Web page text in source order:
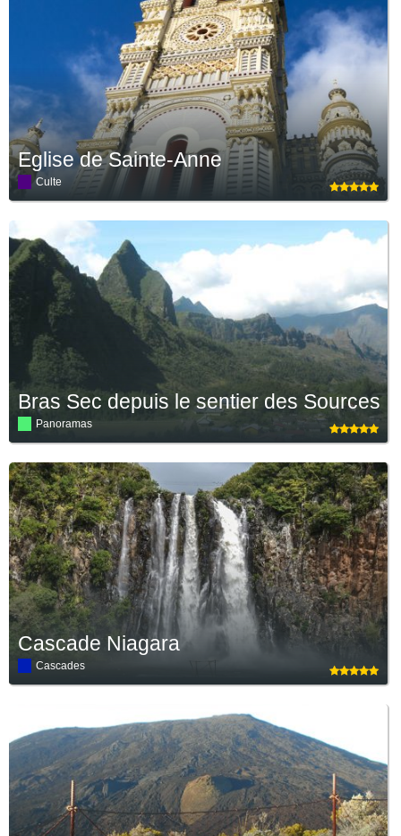
Eglise de Sainte-Anne
Culte
Bras Sec depuis le sentier des Sources
Panoramas
Cascade Niagara
Cascades